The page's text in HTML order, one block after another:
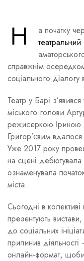
Н а початку
справжнім осередком
соціального діалогу
Театр у Барі
міського голови
режисеркою
Григор’євим
Уже 2017 року
на сцені дебютувала
ознаменувала
міста.
Сьогодні в
презентують
до соціальних
припинив
онлайн-формат, щоби